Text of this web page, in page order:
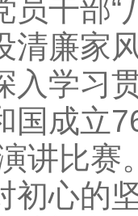
干部“
清廉家
学习贯
国成立
讲比赛
初心的